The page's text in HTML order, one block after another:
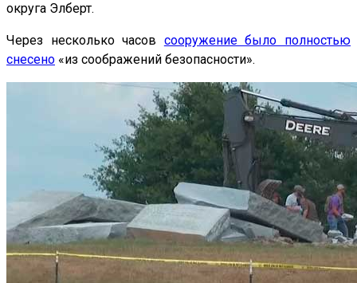
округа Элберт.
Через несколько часов сооружение было полностью
снесено «из соображений безопасности».